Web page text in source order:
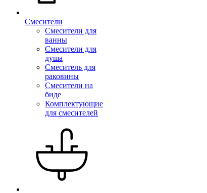
Смесители
Смесители для
ванны
Смесители для
душа
Смеситель для
раковины
Смесители на
биде
Комплектующие
для смесителей